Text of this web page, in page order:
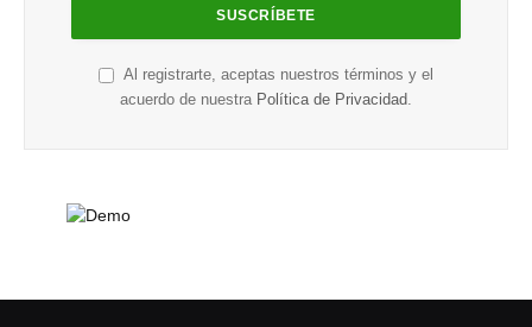
Al registrarte, aceptas nuestros términos y el
acuerdo de nuestra Política de Privacidad.